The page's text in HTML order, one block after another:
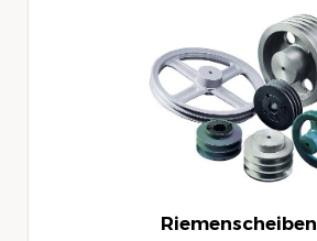
Riemenscheiben